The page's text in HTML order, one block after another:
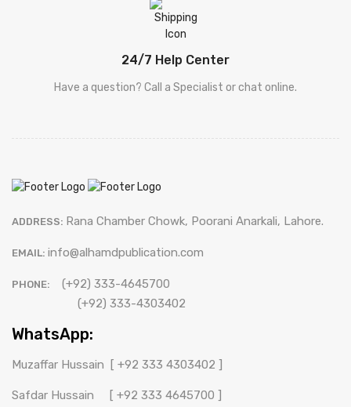
24/7 Help Center
Have a question? Call a Specialist or chat online.
ADDRESS: Rana Chamber Chowk, Poorani Anarkali, Lahore.
EMAIL: info@alhamdpublication.com
PHONE:
(+92) 333-4645700
(+92) 333-4303402
WhatsApp:
Muzaffar Hussain [ +92 333 4303402 ]
Safdar Hussain [ +92 333 4645700 ]